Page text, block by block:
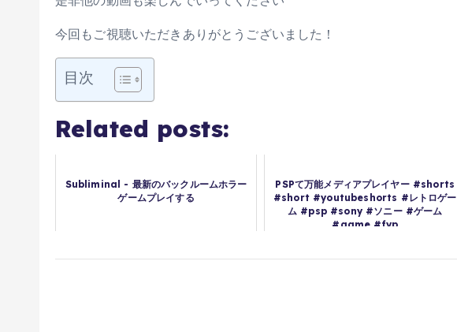
今回もご視聴いただきありがとうございました！
目次
Related posts:
Subliminal - 最新のバックルームホラー
ゲームプレイする
PSPて万能メディアプレイヤー #shorts
#short #youtubeshorts #レトロゲー
ム #psp #sony #ソニー #ゲーム
#game #fyp